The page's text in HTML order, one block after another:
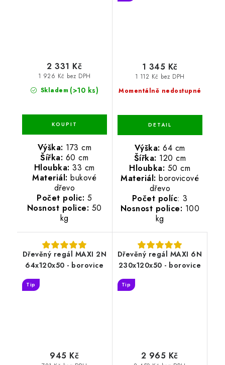
Skladem (>10 ks)
1 926 Kč bez DPH
2 331 Kč
Výška: 173 cm
Šířka: 60 cm
Hloubka: 33 cm
Materiál: bukové
dřevo
Počet polic: 5
Nosnost police: 50
kg
Momentálně nedostupné
1 112 Kč bez DPH
1 345 Kč
Výška: 64 cm
Šířka: 120 cm
Hloubka: 50 cm
Materiál: borovicové
dřevo
Počet políc: 3
Nosnost police: 100
kg
Dřevěný regál MAXI 2N
64x120x50 - borovice
Tip
945 Kč
Dřevěný regál MAXI 6N
230x120x50 - borovice
Tip
2 965 Kč